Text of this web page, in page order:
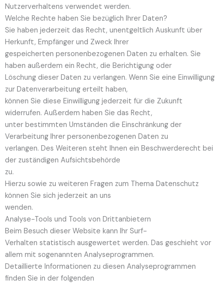
Nutzerverhaltens verwendet werden.
Welche Rechte haben Sie bezüglich Ihrer Daten?
Sie haben jederzeit das Recht, unentgeltlich Auskunft über
Herkunft, Empfänger und Zweck Ihrer
gespeicherten personenbezogenen Daten zu erhalten. Sie
haben außerdem ein Recht, die Berichtigung oder
Löschung dieser Daten zu verlangen. Wenn Sie eine Einwilligung
zur Datenverarbeitung erteilt haben,
können Sie diese Einwilligung jederzeit für die Zukunft
widerrufen. Außerdem haben Sie das Recht,
unter bestimmten Umständen die Einschränkung der
Verarbeitung Ihrer personenbezogenen Daten zu
verlangen. Des Weiteren steht Ihnen ein Beschwerderecht bei
der zuständigen Aufsichtsbehörde
zu.
Hierzu sowie zu weiteren Fragen zum Thema Datenschutz
können Sie sich jederzeit an uns
wenden.
Analyse-Tools und Tools von Dritt­anbietern
Beim Besuch dieser Website kann Ihr Surf-
Verhalten statistisch ausgewertet werden. Das geschieht vor
allem mit sogenannten Analyseprogrammen.
Detaillierte Informationen zu diesen Analyseprogrammen
finden Sie in der folgenden